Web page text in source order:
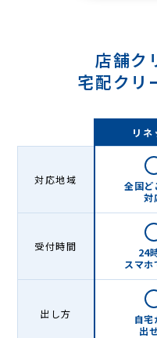
店舗ク
宅配クリ
リネ
対応地域
全国ど
対
受付時間
24
スマホ
出し方
自宅
出